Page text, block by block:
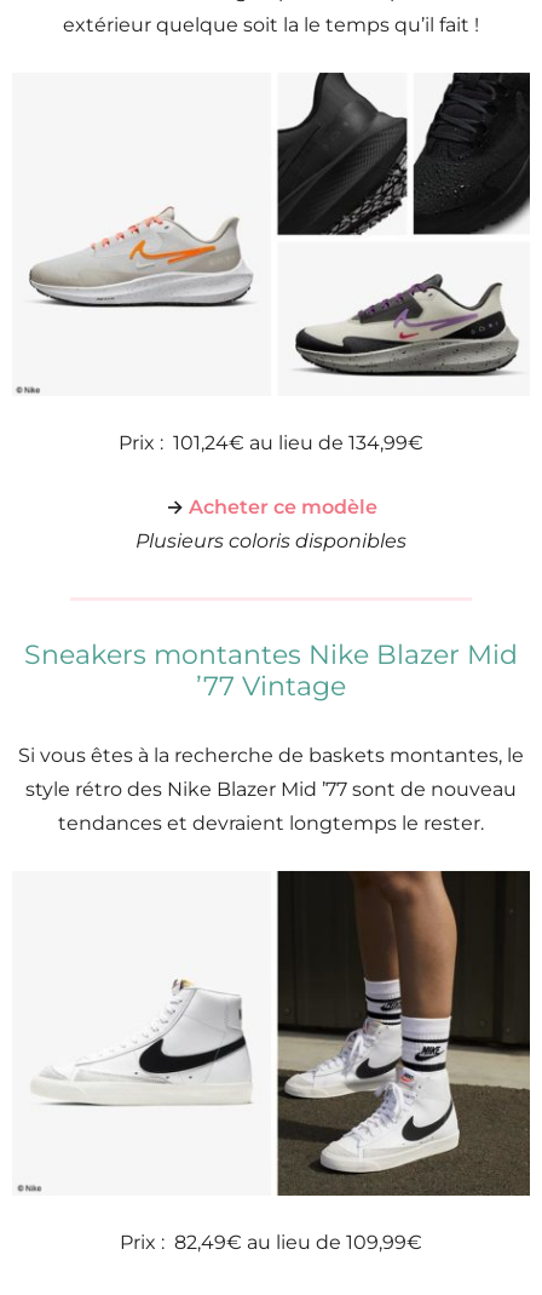
extérieur quelque soit la le temps qu’il fait !
Prix : 101,24€ au lieu de 134,99€
→ Acheter ce modèle
Plusieurs coloris disponibles
Sneakers montantes Nike Blazer Mid
’77 Vintage
Si vous êtes à la recherche de baskets montantes, le
style rétro des Nike Blazer Mid ’77 sont de nouveau
tendances et devraient longtemps le rester.
Prix : 82,49€ au lieu de 109,99€